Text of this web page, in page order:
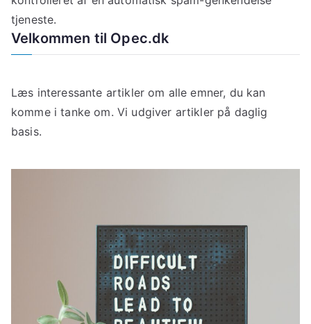
tjeneste.
Velkommen til Opec.dk
Læs interessante artikler om alle emner, du kan
komme i tanke om. Vi udgiver artikler på daglig
basis.